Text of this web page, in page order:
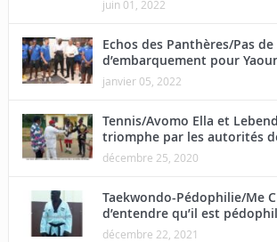
juin 01, 2022
Echos des Panthères/Pas
d’embarquement pour
janvier 05, 2022
Tennis/Avomo Ella et
triomphe par les autorités
décembre 25, 2020
Taekwondo-Pédophilie/Me
d’entendre qu’il est
décembre 22, 2021